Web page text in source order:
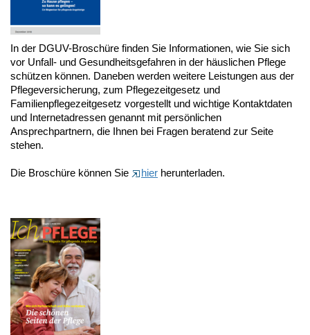
In der DGUV-Broschüre finden Sie Informationen, wie Sie sich
vor Unfall- und Gesundheitsgefahren in der häuslichen Pflege
schützen können. Daneben werden weitere Leistungen aus der
Pflegeversicherung, zum Pflegezeitgesetz und
Familienpflegezeitgesetz vorgestellt und wichtige Kontaktdaten
und Internetadressen genannt mit persönlichen
Ansprechpartnern, die Ihnen bei Fragen beratend zur Seite
stehen.
Die Broschüre können Sie hier herunterladen.